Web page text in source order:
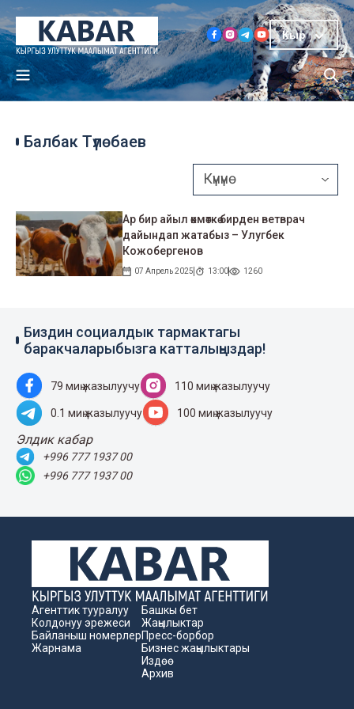
Кыр
Балбак Түлөбаев
Ар бир айыл өкмөткө бирден ветврач
дайындап жатабыз – Улугбек
Кожобергенов
07 Апрель 2025 13:00 1260
Биздин социалдык тармактагы
баракчаларыбызга катталыңыздар!
79 миң жазылуучу 110 миң жазылуучу
0.1 миң жазылуучу 100 миң жазылуучу
Элдик кабар
+996 777 1937 00
+996 777 1937 00
Агенттик тууралуу
Колдонуу эрежеси
Байланыш номерлер
Жарнама
Башкы бет
Жаңылыктар
Пресс-борбор
Бизнес жаңылыктары
Издөө
Архив